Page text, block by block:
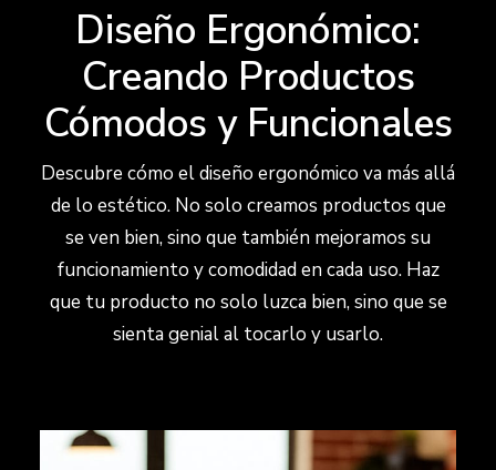
Diseño Ergonómico:
Creando Productos
Cómodos y Funcionales
Descubre cómo el diseño ergonómico va más allá
de lo estético. No solo creamos productos que
se ven bien, sino que también mejoramos su
funcionamiento y comodidad en cada uso. Haz
que tu producto no solo luzca bien, sino que se
sienta genial al tocarlo y usarlo.